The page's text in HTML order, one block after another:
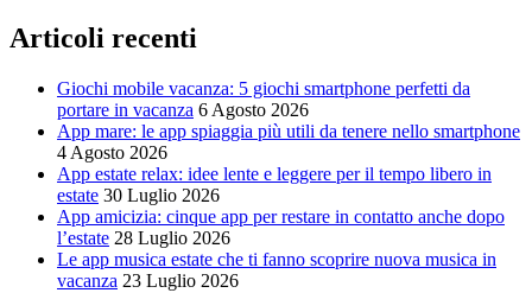
Articoli recenti
Giochi mobile vacanza: 5 giochi smartphone perfetti da
portare in vacanza 6 Agosto 2026
App mare: le app spiaggia più utili da tenere nello smartphone
4 Agosto 2026
App estate relax: idee lente e leggere per il tempo libero in
estate 30 Luglio 2026
App amicizia: cinque app per restare in contatto anche dopo
l’estate 28 Luglio 2026
Le app musica estate che ti fanno scoprire nuova musica in
vacanza 23 Luglio 2026